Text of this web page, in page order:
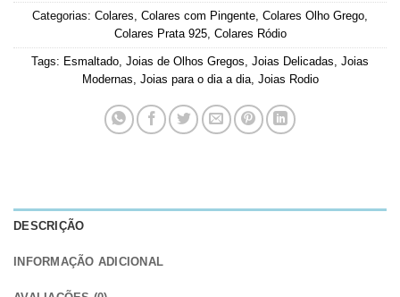
Categorias: Colares, Colares com Pingente, Colares Olho Grego,
Colares Prata 925, Colares Ródio
Tags: Esmaltado, Joias de Olhos Gregos, Joias Delicadas, Joias
Modernas, Joias para o dia a dia, Joias Rodio
DESCRIÇÃO
INFORMAÇÃO ADICIONAL